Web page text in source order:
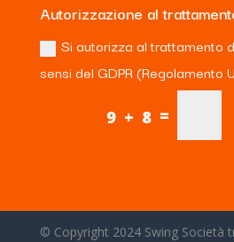
Autorizzazione al
Si autorizza al trattamento
sensi del GDPR (Regolamento
9 + 8 =
© Copyright 2024 Swing Società